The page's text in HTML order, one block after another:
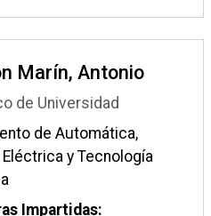
Marín, Antonio
de Universidad
de Automática,
Eléctrica y Tecnología
Impartidas: